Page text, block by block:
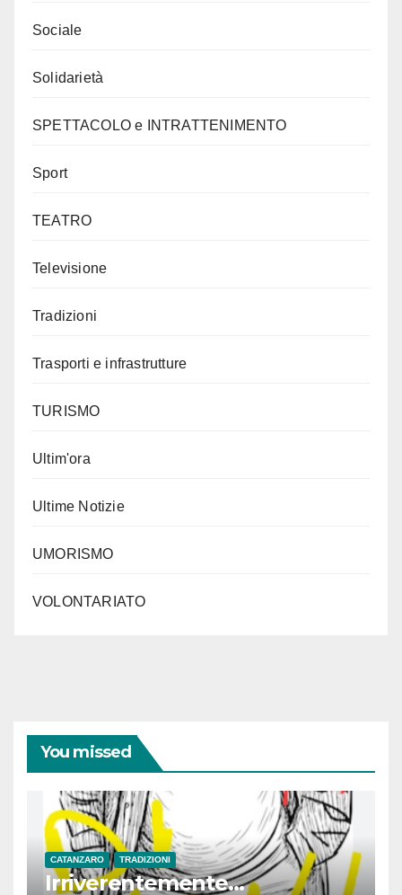
Sociale
Solidarietà
SPETTACOLO e INTRATTENIMENTO
Sport
TEATRO
Televisione
Tradizioni
Trasporti e infrastrutture
TURISMO
Ultim'ora
Ultime Notizie
UMORISMO
VOLONTARIATO
You missed
CATANZARO TRADIZIONI
Irriverentemente…